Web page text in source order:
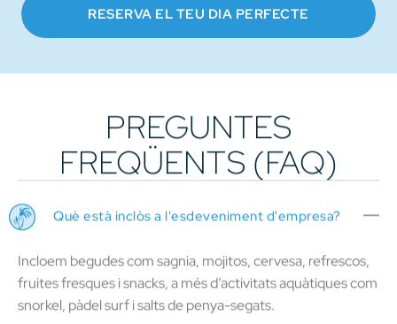
RESERVA EL TEU DIA PERFECTE
PREGUNTES
FREQÜENTS (FAQ)
Què està inclòs a l'esdeveniment d'empresa?
Incloem begudes com sagnia, mojitos, cervesa, refrescos,
fruites fresques i snacks, a més d’activitats aquàtiques com
snorkel, pàdel surf i salts de penya-segats.